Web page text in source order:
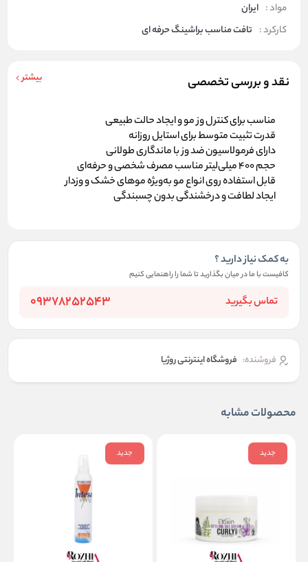
مواد : ایران
کارکرد : تافت مناسب براشینگ حرفه ای
نقد و بررسی تخصصی بیشتر
مناسب برای کنترل وز مو و ایجاد حالت طبیعی
قدرت تثبیت متوسط برای استایل روزانه
دارای فرمولاسیون ضد وز با ماندگاری طولانی
حجم ۴۰۰ میلی‌لیتر مناسب مصرف شخصی و حرفه‌ای
قابل استفاده روی انواع مو به‌ویژه موهای خشک و وزدار
ایجاد لطافت و درخشندگی بدون چسبندگی
به کمک نیاز دارید ؟
کافیست با ما در میان بگذارید تا شما را راهنمایی کنیم
تماس بگیرید 09378252543
فروشنده: فروشگاه اینترنتی روژیا
محصولات مشابه
جدید جدید